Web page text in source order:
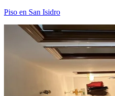
Piso en San Isidro